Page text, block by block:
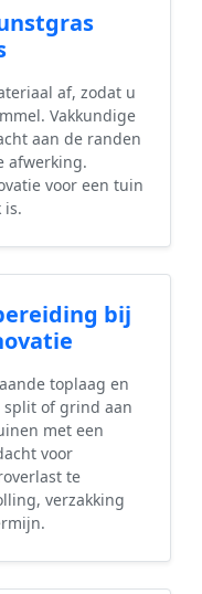
af, zodat u
Vakkundige
aan de randen
afwerking.
voor een tuin
is.
bij
toplaag en
of grind aan
met een
voor
te
verzakking